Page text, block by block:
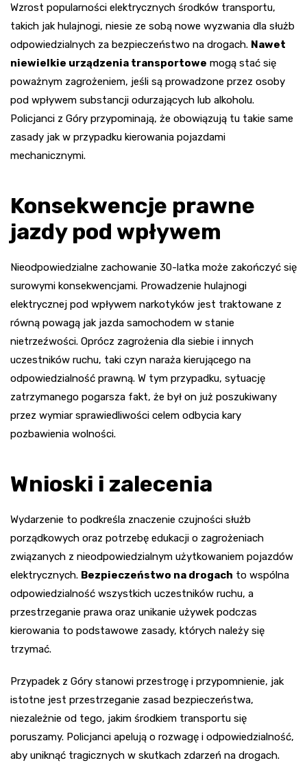
Wzrost popularności elektrycznych środków transportu,
takich jak hulajnogi, niesie ze sobą nowe wyzwania dla służb
odpowiedzialnych za bezpieczeństwo na drogach. Nawet
niewielkie urządzenia transportowe mogą stać się
poważnym zagrożeniem, jeśli są prowadzone przez osoby
pod wpływem substancji odurzających lub alkoholu.
Policjanci z Góry przypominają, że obowiązują tu takie same
zasady jak w przypadku kierowania pojazdami
mechanicznymi.
Konsekwencje prawne
jazdy pod wpływem
Nieodpowiedzialne zachowanie 30-latka może zakończyć się
surowymi konsekwencjami. Prowadzenie hulajnogi
elektrycznej pod wpływem narkotyków jest traktowane z
równą powagą jak jazda samochodem w stanie
nietrzeźwości. Oprócz zagrożenia dla siebie i innych
uczestników ruchu, taki czyn naraża kierującego na
odpowiedzialność prawną. W tym przypadku, sytuację
zatrzymanego pogarsza fakt, że był on już poszukiwany
przez wymiar sprawiedliwości celem odbycia kary
pozbawienia wolności.
Wnioski i zalecenia
Wydarzenie to podkreśla znaczenie czujności służb
porządkowych oraz potrzebę edukacji o zagrożeniach
związanych z nieodpowiedzialnym użytkowaniem pojazdów
elektrycznych. Bezpieczeństwo na drogach to wspólna
odpowiedzialność wszystkich uczestników ruchu, a
przestrzeganie prawa oraz unikanie używek podczas
kierowania to podstawowe zasady, których należy się
trzymać.
Przypadek z Góry stanowi przestrogę i przypomnienie, jak
istotne jest przestrzeganie zasad bezpieczeństwa,
niezależnie od tego, jakim środkiem transportu się
poruszamy. Policjanci apelują o rozwagę i odpowiedzialność,
aby uniknąć tragicznych w skutkach zdarzeń na drogach.